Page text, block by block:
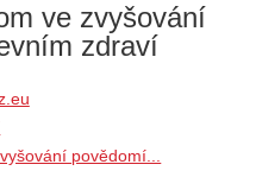
ve zvyšování
zdraví
povědomí...